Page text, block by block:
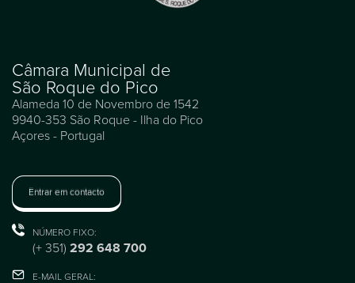
Câmara Municipal de
São Roque do Pico
Alameda 10 de Novembro de 1542
9940-353 São Roque - Ilha do Pico
Açores - Portugal
Entrar em contacto
NÚMERO FIXO:
(+ 351) 292 648 700
E-MAIL GERAL: